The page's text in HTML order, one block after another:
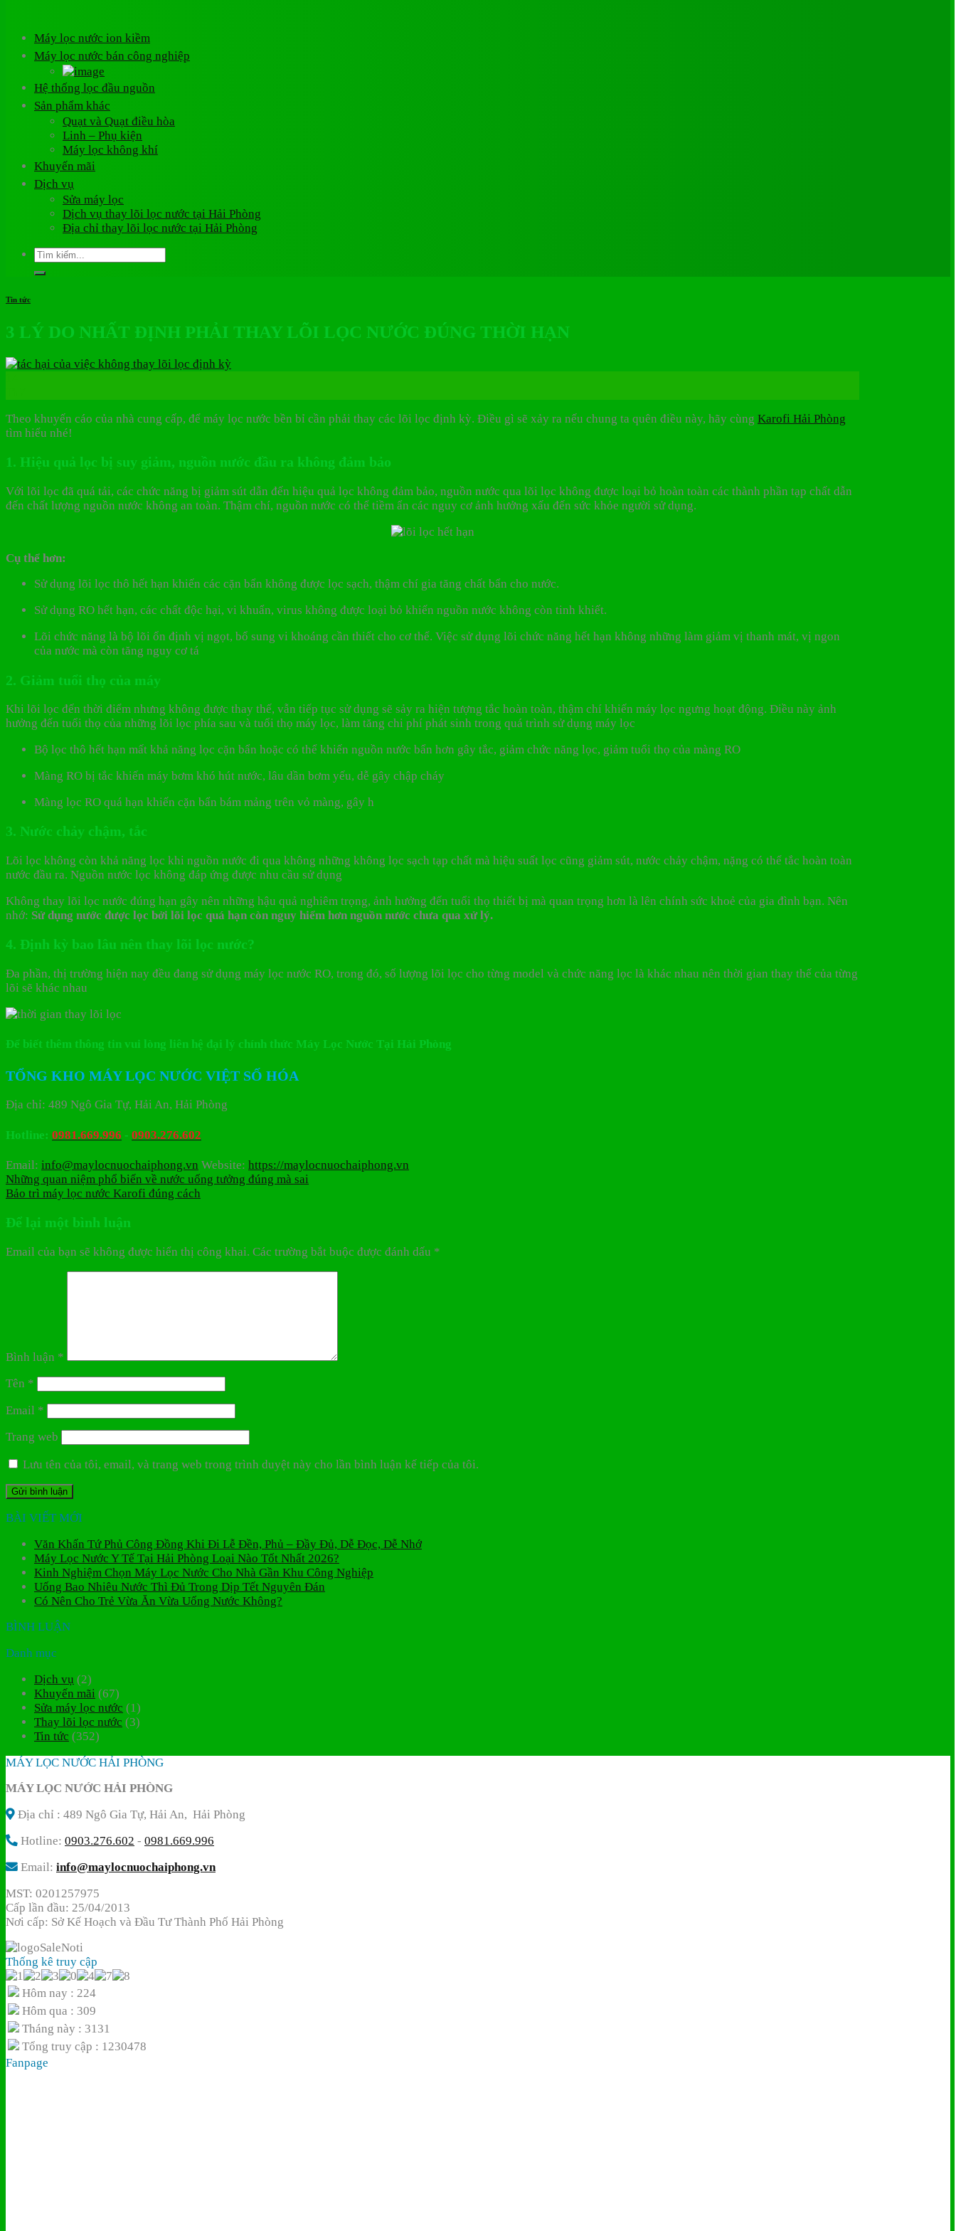
Máy lọc nước ion kiềm
Máy lọc nước bán công nghiệp
Hệ thống lọc đầu nguồn
Sản phẩm khác
Quạt và Quạt điều hòa
Linh – Phụ kiện
Máy lọc không khí
Khuyến mãi
Dịch vụ
Sửa máy lọc
Dịch vụ thay lõi lọc nước tại Hải Phòng
Địa chỉ thay lõi lọc nước tại Hải Phòng
Tìm
Tin tức
3 LÝ DO NHẤT ĐỊNH PHẢI THAY LÕI LỌC NƯỚC ĐÚNG THỜI HẠN
Theo khuyến cáo của nhà cung cấp, để máy lọc nước bền bỉ cần phải thay các lõi lọc định kỳ. Điều gì sẽ xảy ra nếu chung ta quên điều này, hãy cùng Karofi Hải Phòng
tìm hiểu nhé!
1. Hiệu quả lọc bị suy giảm, nguồn nước đầu ra không đảm bảo
Với lõi lọc đã quá tải, các chức năng bị giảm sút dẫn đến hiệu quả lọc không đảm bảo, nguồn nước qua lõi lọc không được loại bỏ hoàn toàn các thành phần tạp chất dẫn
đến chất lượng nguồn nước không an toàn. Thậm chí, nguồn nước có thể tiềm ẩn các nguy cơ ảnh hưởng xấu đến sức khỏe người sử dụng.
Cụ thể hơn:
Sử dụng lõi lọc thô hết hạn khiến các cặn bẩn không được lọc sạch, thậm chí gia tăng chất bẩn cho nước.
Sử dụng RO hết hạn, các chất độc hại, vi khuẩn, virus không được loại bỏ khiến nguồn nước không còn tinh khiết.
Lõi chức năng là bộ lõi ổn định vị ngọt, bổ sung vi khoáng cần thiết cho cơ thể. Việc sử dụng lõi chức năng hết hạn không những làm giảm vị thanh mát, vị ngon
của nước mà còn tăng nguy cơ tá
2. Giảm tuổi thọ của máy
Khi lõi lọc đến thời điểm nhưng không được thay thế, vẫn tiếp tục sử dụng sẽ sảy ra hiện tượng tắc hoàn toàn, thậm chí khiến máy lọc ngưng hoạt động. Điều này ảnh
hưởng đến tuổi thọ của những lõi lọc phía sau và tuổi thọ máy lọc, làm tăng chi phí phát sinh trong quá trình sử dụng máy lọc
Bộ lọc thô hết hạn mất khả năng lọc cặn bẩn hoặc có thể khiến nguồn nước bẩn hơn gây tắc, giảm chức năng lọc, giảm tuổi thọ của màng RO
Màng RO bị tắc khiến máy bơm khó hút nước, lâu dần bơm yếu, dễ gây chập cháy
Màng lọc RO quá hạn khiến cặn bẩn bám mảng trên vỏ màng, gây h
3. Nước chảy chậm, tắc
Lõi lọc không còn khả năng lọc khi nguồn nước đi qua không những không lọc sạch tạp chất mà hiệu suất lọc cũng giảm sút, nước chảy chậm, nặng có thể tắc hoàn toàn
nước đầu ra. Nguồn nước lọc không đáp ứng được nhu cầu sử dụng
Không thay lõi lọc nước đúng hạn gây nên những hậu quả nghiêm trọng, ảnh hưởng đến tuổi thọ thiết bị mà quan trọng hơn là lên chính sức khoẻ của gia đình bạn. Nên
nhớ: Sử dụng nước được lọc bởi lõi lọc quá hạn còn nguy hiểm hơn nguồn nước chưa qua xử lý.
4. Định kỳ bao lâu nên thay lõi lọc nước?
Đa phần, thị trường hiện nay đều đang sử dụng máy lọc nước RO, trong đó, số lượng lõi lọc cho từng model và chức năng lọc là khác nhau nên thời gian thay thế của từng
lõi sẽ khác nhau
Để biết thêm thông tin vui lòng liên hệ đại lý chính thức Máy Lọc Nước Tại Hải Phòng
TỔNG KHO MÁY LỌC NƯỚC VIỆT SỐ HÓA
Địa chỉ: 489 Ngô Gia Tự, Hải An, Hải Phòng
Hotline: 0981.669.996 - 0903.276.602
Email: info@maylocnuochaiphong.vn Website: https://maylocnuochaiphong.vn
Những quan niệm phổ biến về nước uống tưởng đúng mà sai
Bảo trì máy lọc nước Karofi đúng cách
Để lại một bình luận
Email của bạn sẽ không được hiển thị công khai. Các trường bắt buộc được đánh dấu *
Bình luận *
Tên *
Email *
Trang web
Lưu tên của tôi, email, và trang web trong trình duyệt này cho lần bình luận kế tiếp của tôi.
BÀI VIẾT MỚI
Văn Khấn Tứ Phủ Công Đồng Khi Đi Lễ Đền, Phủ – Đầy Đủ, Dễ Đọc, Dễ Nhớ
Máy Lọc Nước Y Tế Tại Hải Phòng Loại Nào Tốt Nhất 2026?
Kinh Nghiệm Chọn Máy Lọc Nước Cho Nhà Gần Khu Công Nghiệp
Uống Bao Nhiêu Nước Thì Đủ Trong Dịp Tết Nguyên Đán
Có Nên Cho Trẻ Vừa Ăn Vừa Uống Nước Không?
BÌNH LUẬN
Danh mục
Dịch vụ (2)
Khuyến mãi (67)
Sửa máy lọc nước (1)
Thay lõi lọc nước (3)
Tin tức (352)
MÁY LỌC NƯỚC HẢI PHÒNG
MÁY LỌC NƯỚC HẢI PHÒNG
Địa chỉ : 489 Ngô Gia Tự, Hải An, Hải Phòng
Hotline: 0903.276.602 - 0981.669.996
Email: info@maylocnuochaiphong.vn
MST: 0201257975
Cấp lần đầu: 25/04/2013
Nơi cấp: Sở Kế Hoạch và Đầu Tư Thành Phố Hải Phòng
Thống kê truy cập
Hôm nay : 224
Hôm qua : 309
Tháng này : 3131
Tổng truy cập : 1230478
Fanpage